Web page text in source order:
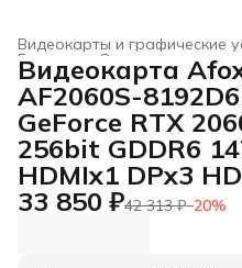
Видеокарты и графические
Электроника ›
Главная
Видеокарта
AF2060S-
GeForce RTX
256bit GDDR6
HDMIx1 DPx3
33 850 ₽42 313 ₽−20%